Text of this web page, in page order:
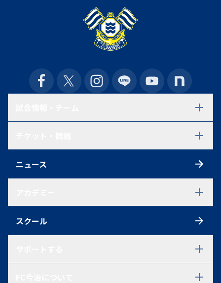
練習見学について
シーズンチケット
ファンクラブ
グッズ
ニュース
U-18
U-18 選手一覧
U-15
スクール